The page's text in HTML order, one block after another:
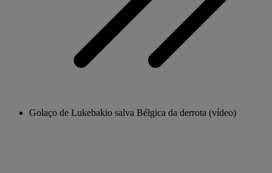
Golaço de Lukebakio salva Bélgica da derrota (vídeo)